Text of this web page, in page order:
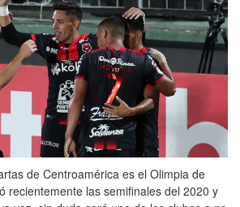
de Centroamérica es el Olimpia de
recientemente las semifinales del 2020 y